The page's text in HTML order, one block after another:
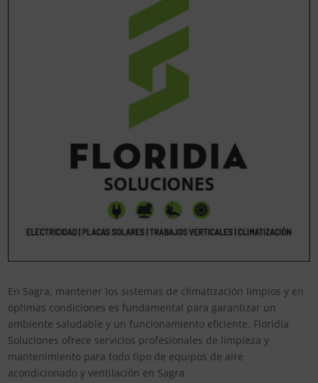
En Sagra, mantener los sistemas de climatización limpios y en
óptimas condiciones es fundamental para garantizar un
ambiente saludable y un funcionamiento eficiente. Floridia
Soluciones ofrece servicios profesionales de limpieza y
mantenimiento para todo tipo de equipos de aire
acondicionado y ventilación en Sagra.